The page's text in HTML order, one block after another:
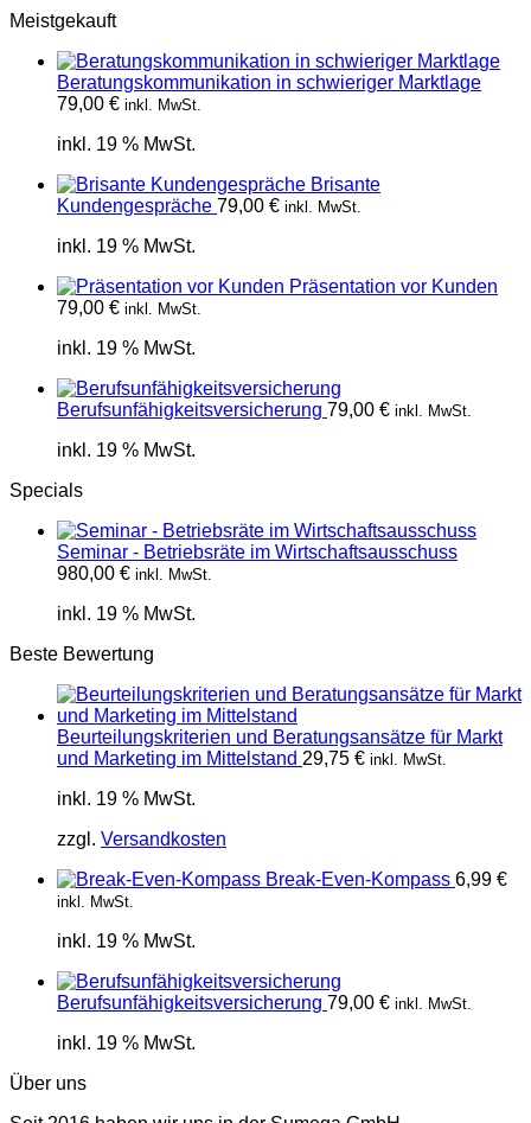
Meistgekauft
Beratungskommunikation in schwieriger Marktlage
79,00 € inkl. MwSt.
inkl. 19 % MwSt.
Brisante
Kundengespräche 79,00 € inkl. MwSt.
inkl. 19 % MwSt.
Präsentation vor Kunden
79,00 € inkl. MwSt.
inkl. 19 % MwSt.
Berufsunfähigkeitsversicherung 79,00 € inkl. MwSt.
inkl. 19 % MwSt.
Specials
Seminar - Betriebsräte im Wirtschaftsausschuss
980,00 € inkl. MwSt.
inkl. 19 % MwSt.
Beste Bewertung
Beurteilungskriterien und Beratungsansätze für Markt
und Marketing im Mittelstand 29,75 € inkl. MwSt.
inkl. 19 % MwSt.
zzgl. Versandkosten
Break-Even-Kompass 6,99 €
inkl. MwSt.
inkl. 19 % MwSt.
Berufsunfähigkeitsversicherung 79,00 € inkl. MwSt.
inkl. 19 % MwSt.
Über uns